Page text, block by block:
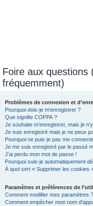
Foire aux questions
fréquemment)
Problèmes de connexion et
Pourquoi dois-je m’enregistrer ?
Que signifie COPPA ?
Je souhaite m’enregistrer, mais je
Je suis enregistré mais je ne peux
Pourquoi ne puis-je pas me
Je me suis enregistré par le passé
J’ai perdu mon mot de passe !
Pourquoi suis-je automatiquement
À quoi sert « Supprimer les cookies
Paramètres et préférences de
Comment modifier mes paramètres ?
Comment empêcher mon nom